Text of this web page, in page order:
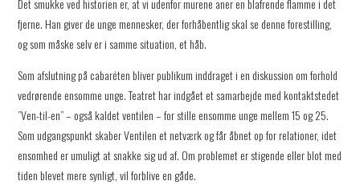
Det smukke ved historien er, at vi udenfor murene aner en blafrende flamme i det
fjerne. Han giver de unge mennesker, der forhåbentlig skal se denne forestilling,
og som måske selv er i samme situation, et håb.
Som afslutning på cabaréten bliver publikum inddraget i en diskussion om forhold
vedrørende ensomme unge. Teatret har indgået et samarbejde med kontaktstedet
”Ven-til-en” – også kaldet ventilen – for stille ensomme unge mellem 15 og 25.
Som udgangspunkt skaber Ventilen et netværk og får åbnet op for relationer, idet
ensomhed er umuligt at snakke sig ud af. Om problemet er stigende eller blot med
tiden blevet mere synligt, vil forblive en gåde.